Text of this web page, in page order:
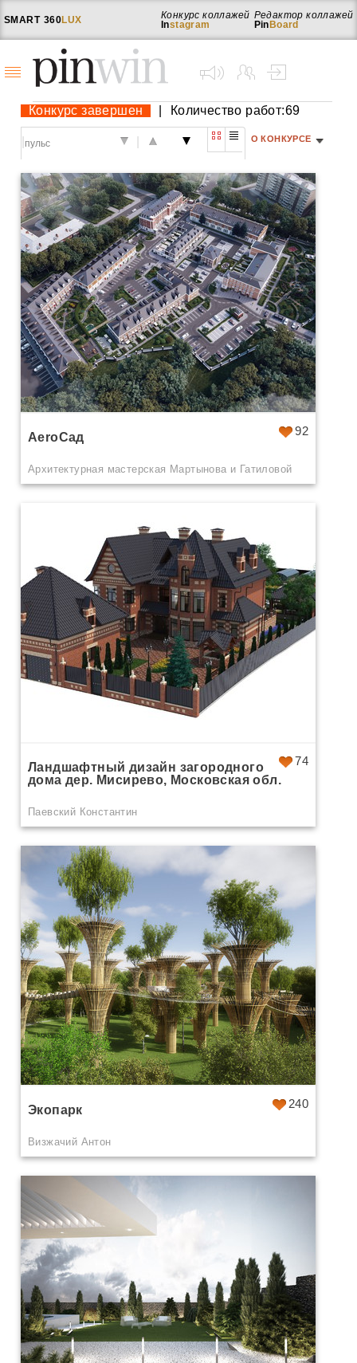
SMART 360LUX
Редактор коллажей
Pin Board
Конкурс коллажей
Instagram
Конкурс завершен Количество работ:69
О КОНКУРСЕ
92
AeroСад
Архитектурная мастерская Мартынова и Гатиловой
74
Ландшафтный дизайн загородного
дома дер. Мисирево, Московская обл.
Паевский Константин
240
Экопарк
Визжачий Антон